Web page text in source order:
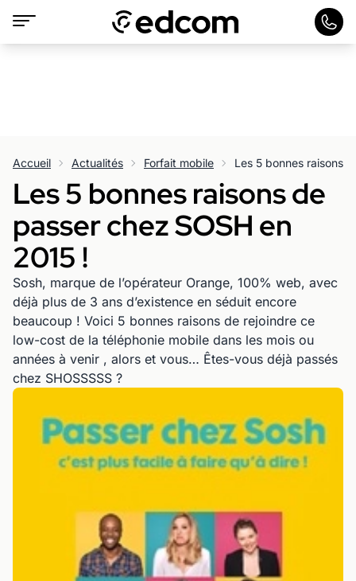
Accueil Actualités Forfait mobile Les 5 bonnes raisons
Les 5 bonnes raisons de
passer chez SOSH en
2015 !
Sosh, marque de l’opérateur Orange, 100% web, avec
déjà plus de 3 ans d’existence en séduit encore
beaucoup ! Voici 5 bonnes raisons de rejoindre ce
low-cost de la téléphonie mobile dans les mois ou
années à venir , alors et vous… Êtes-vous déjà passés
chez SHOSSSSS ?